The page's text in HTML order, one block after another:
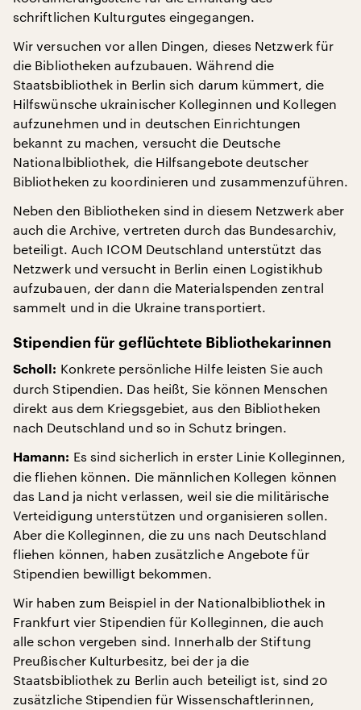
schriftlichen Kulturgutes eingegangen.
Wir versuchen vor allen Dingen, dieses Netzwerk für
die Bibliotheken aufzubauen. Während die
Staatsbibliothek in Berlin sich darum kümmert, die
Hilfswünsche ukrainischer Kolleginnen und Kollegen
aufzunehmen und in deutschen Einrichtungen
bekannt zu machen, versucht die Deutsche
Nationalbibliothek, die Hilfsangebote deutscher
Bibliotheken zu koordinieren und zusammenzuführen.
Neben den Bibliotheken sind in diesem Netzwerk aber
auch die Archive, vertreten durch das Bundesarchiv,
beteiligt. Auch ICOM Deutschland unterstützt das
Netzwerk und versucht in Berlin einen Logistikhub
aufzubauen, der dann die Materialspenden zentral
sammelt und in die Ukraine transportiert.
Stipendien für geflüchtete Bibliothekarinnen
Scholl: Konkrete persönliche Hilfe leisten Sie auch
durch Stipendien. Das heißt, Sie können Menschen
direkt aus dem Kriegsgebiet, aus den Bibliotheken
nach Deutschland und so in Schutz bringen.
Hamann: Es sind sicherlich in erster Linie Kolleginnen,
die fliehen können. Die männlichen Kollegen können
das Land ja nicht verlassen, weil sie die militärische
Verteidigung unterstützen und organisieren sollen.
Aber die Kolleginnen, die zu uns nach Deutschland
fliehen können, haben zusätzliche Angebote für
Stipendien bewilligt bekommen.
Wir haben zum Beispiel in der Nationalbibliothek in
Frankfurt vier Stipendien für Kolleginnen, die auch
alle schon vergeben sind. Innerhalb der Stiftung
Preußischer Kulturbesitz, bei der ja die
Staatsbibliothek zu Berlin auch beteiligt ist, sind 20
zusätzliche Stipendien für Wissenschaftlerinnen,